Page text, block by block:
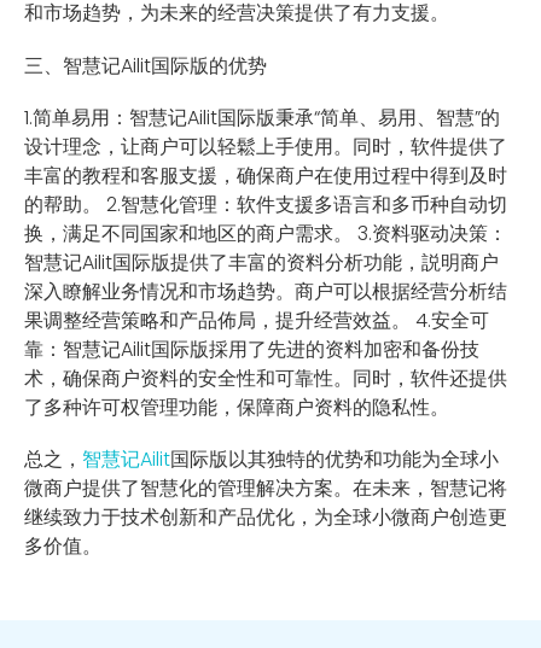
和市场趋势，为未来的经营决策提供了有力支援。
三、智慧记Ailit国际版的优势
1.简单易用：智慧记Ailit国际版秉承“简单、易用、智慧”的
设计理念，让商户可以轻鬆上手使用。同时，软件提供了
丰富的教程和客服支援，确保商户在使用过程中得到及时
的帮助。 2.智慧化管理：软件支援多语言和多币种自动切
换，满足不同国家和地区的商户需求。 3.资料驱动决策：
智慧记Ailit国际版提供了丰富的资料分析功能，説明商户
深入瞭解业务情况和市场趋势。商户可以根据经营分析结
果调整经营策略和产品佈局，提升经营效益。 4.安全可
靠：智慧记Ailit国际版採用了先进的资料加密和备份技
术，确保商户资料的安全性和可靠性。同时，软件还提供
了多种许可权管理功能，保障商户资料的隐私性。
总之， 智慧记Ailit国际版以其独特的优势和功能为全球小
微商户提供了智慧化的管理解决方案。在未来，智慧记将
继续致力于技术创新和产品优化，为全球小微商户创造更
多价值。